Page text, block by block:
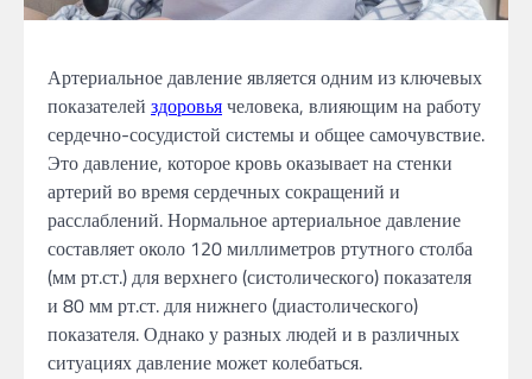
Артериальное давление является одним из ключевых
показателей здоровьячеловека, влияющим на работу
сердечно-сосудистой системы и общее самочувствие.
Это давление, которое кровь оказывает на стенки
артерий во время сердечных сокращений и
расслаблений. Нормальное артериальное давление
составляет около 120 миллиметров ртутного столба
(мм рт.ст.) для верхнего (систолического) показателя
и 80 мм рт.ст. для нижнего (диастолического)
показателя. Однако у разных людей и в различных
ситуациях давление может колебаться.